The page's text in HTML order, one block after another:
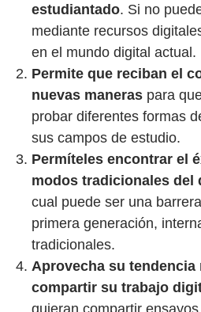
estudiantado. Si no
mediante recursos
en el mundo digital actual.
Permite que reciban el
nuevas maneras para
probar diferentes formas
sus campos de estudio.
Permíteles encontrar el
modos tradicionales del
cual puede ser una
primera generación,
tradicionales.
Aprovecha su
compartir su trabajo
quieran compartir